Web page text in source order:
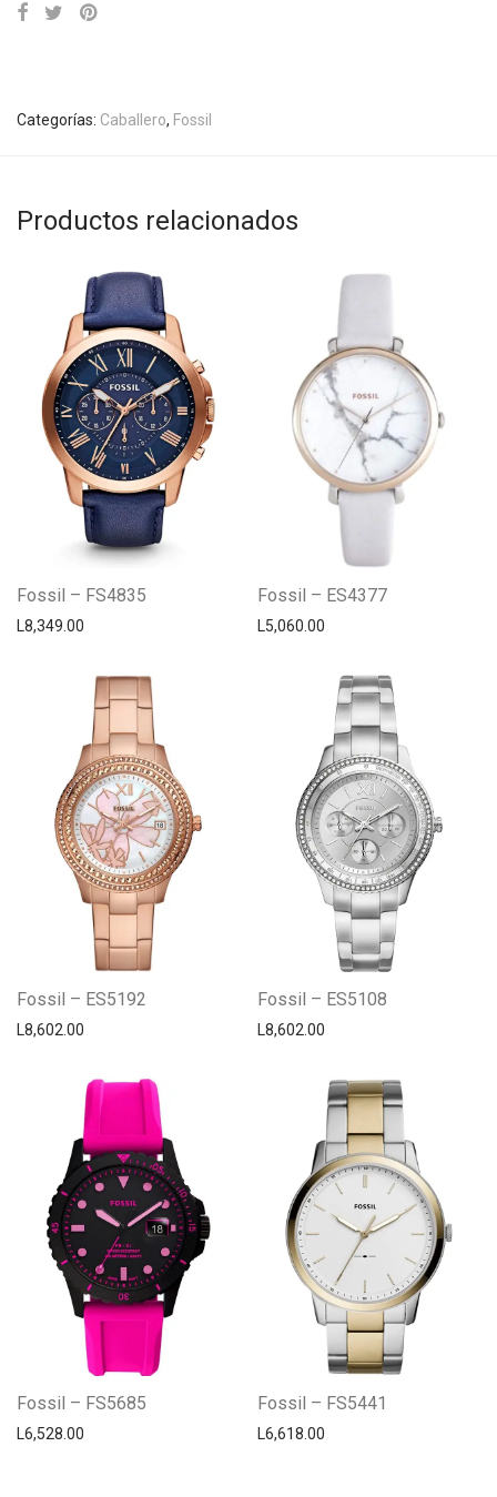
Categorías: Caballero, Fossil
Productos relacionados
Fossil – FS4835
L8,349.00
Fossil – ES4377
L5,060.00
Fossil – ES5192
L8,602.00
Fossil – ES5108
L8,602.00
Fossil – FS5685
L6,528.00
Fossil – FS5441
L6,618.00